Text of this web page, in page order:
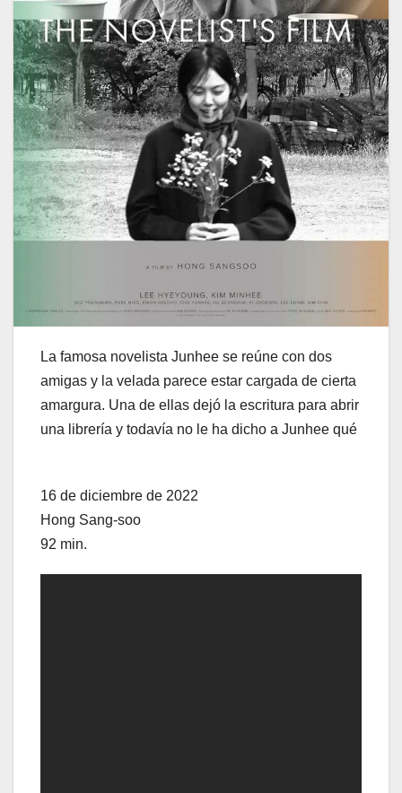
La famosa novelista Junhee se reúne con dos
amigas y la velada parece estar cargada de cierta
amargura. Una de ellas dejó la escritura para abrir
una librería y todavía no le ha dicho a Junhee qué
16 de diciembre de 2022
Hong Sang-soo
92 min.